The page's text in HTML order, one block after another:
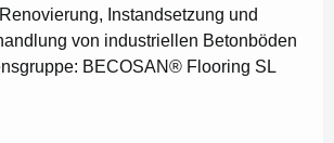
Renovierung, Instandsetzung und
von industriellen Betonböden
BECOSAN® Flooring SL